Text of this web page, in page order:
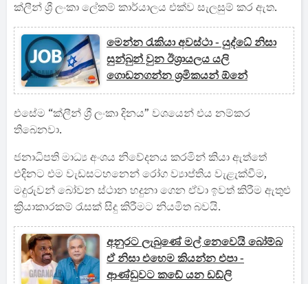
ක්ලීන් ශ්‍රී ලංකා ලේකම් කාර්යාලය එක්ව සැලසුම් කර ඇත.
මෙන්න රැකියා අවස්ථා - යුද්ධේ නිසා
සුන්බුන් වුන ඊශ්‍රායලය යලි
ගොඩනගන්න ශ්‍රමිකයන් ඕනේ
එසේම “ක්ලීන් ශ්‍රී ලංකා දිනය” වශයෙන් එය නම්කර
තිබෙනවා.
ජනාධිපති මාධ්‍ය අංශය නිවේදනය කරමින් කියා ඇත්තේ
එදිනට එම වැඩසටහනෙන් රෝග ව්‍යාප්තිය වැළැක්වීම,
මදුරුවන් බෝවන ස්ථාන හදුනා ගෙන ඒවා ඉවත් කිරීම ඇතුළු
ක්‍රියාකාරකම් රැසක් සිදු කිරීමට නියමිත බවයි.
අනුරට ලැබුණේ මල් නෙවෙයි බෝම්බ
ඒ නිසා එහෙම කියන්න එපා -
ආණ්ඩුවට කඩේ යන ඩඩ්ලි